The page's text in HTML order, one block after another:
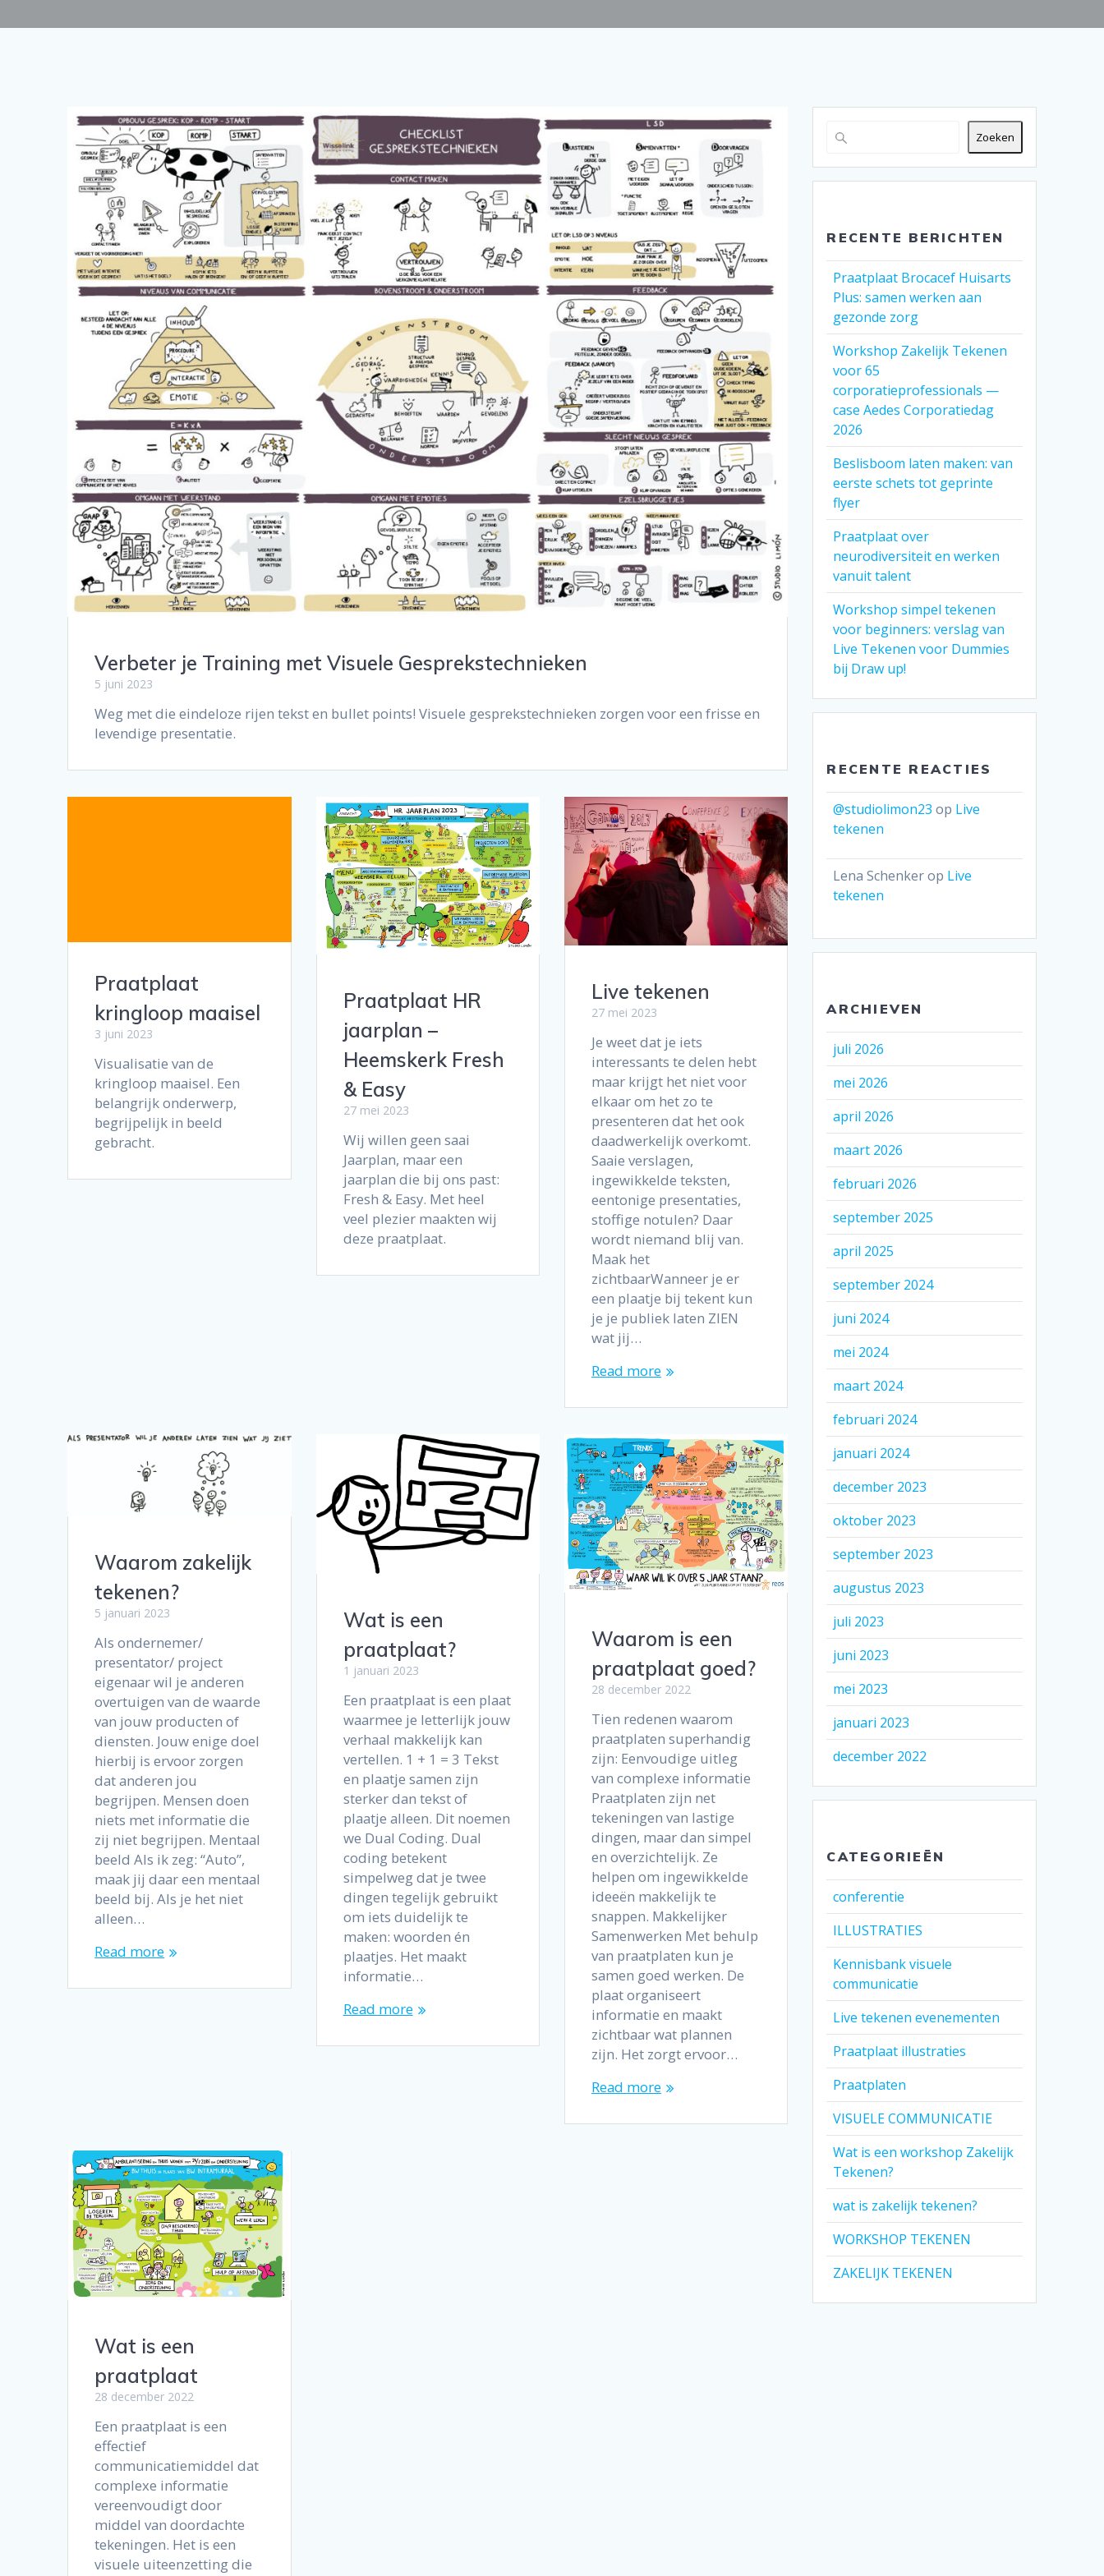
Verbeter je Training met Visuele Gesprekstechnieken
5 juni 2023
Weg met die eindeloze rijen tekst en bullet points! Visuele gesprekstechnieken zorgen voor een frisse en
levendige presentatie.
Praatplaat
kringloop maaisel
3 juni 2023
Visualisatie van de
kringloop maaisel. Een
belangrijk onderwerp,
begrijpelijk in beeld
gebracht.
Praatplaat HR
jaarplan –
Heemskerk Fresh
& Easy
27 mei 2023
Wij willen geen saai
Jaarplan, maar een
jaarplan die bij ons past:
Fresh & Easy. Met heel
veel plezier maakten wij
deze praatplaat.
Live tekenen
27 mei 2023
Je weet dat je iets
interessants te delen hebt
maar krijgt het niet voor
elkaar om het zo te
presenteren dat het ook
daadwerkelijk overkomt.
Saaie verslagen,
ingewikkelde teksten,
eentonige presentaties,
stoffige notulen? Daar
wordt niemand blij van.
Maak het
zichtbaarWanneer je er
een plaatje bij tekent kun
je je publiek laten ZIEN
wat jij…
Read more
Waarom zakelijk
tekenen?
5 januari 2023
Als ondernemer/
presentator/ project
eigenaar wil je anderen
overtuigen van de waarde
van jouw producten of
diensten. Jouw enige doel
hierbij is ervoor zorgen
dat anderen jou
begrijpen. Mensen doen
niets met informatie die
zij niet begrijpen. Mentaal
beeld Als ik zeg: “Auto”,
maak jij daar een mentaal
beeld bij. Als je het niet
alleen…
Read more
Wat is een
praatplaat?
1 januari 2023
Een praatplaat is een plaat
waarmee je letterlijk jouw
verhaal makkelijk kan
vertellen. 1 + 1 = 3 Tekst
en plaatje samen zijn
sterker dan tekst of
plaatje alleen. Dit noemen
we Dual Coding. Dual
coding betekent
simpelweg dat je twee
dingen tegelijk gebruikt
om iets duidelijk te
maken: woorden én
plaatjes. Het maakt
informatie…
Read more
Waarom is een
praatplaat goed?
28 december 2022
Tien redenen waarom
praatplaten superhandig
zijn: Eenvoudige uitleg
van complexe informatie
Praatplaten zijn net
tekeningen van lastige
dingen, maar dan simpel
en overzichtelijk. Ze
helpen om ingewikkelde
ideeën makkelijk te
snappen. Makkelijker
Samenwerken Met behulp
van praatplaten kun je
samen goed werken. De
plaat organiseert
informatie en maakt
zichtbaar wat plannen
zijn. Het zorgt ervoor…
Read more
Wat is een
praatplaat
28 december 2022
Een praatplaat is een
effectief
communicatiemiddel dat
complexe informatie
vereenvoudigt door
middel van doordachte
tekeningen. Het is een
visuele uiteenzetting die
Zoeken
RECENTE BERICHTEN
Praatplaat Brocacef Huisarts
Plus: samen werken aan
gezonde zorg
Workshop Zakelijk Tekenen
voor 65
corporatieprofessionals —
case Aedes Corporatiedag
2026
Beslisboom laten maken: van
eerste schets tot geprinte
flyer
Praatplaat over
neurodiversiteit en werken
vanuit talent
Workshop simpel tekenen
voor beginners: verslag van
Live Tekenen voor Dummies
bij Draw up!
RECENTE REACTIES
@studiolimon23 op Live
tekenen
Lena Schenkerop Live
tekenen
ARCHIEVEN
juli 2026
mei 2026
april 2026
maart 2026
februari 2026
september 2025
april 2025
september 2024
juni 2024
mei 2024
maart 2024
februari 2024
januari 2024
december 2023
oktober 2023
september 2023
augustus 2023
juli 2023
juni 2023
mei 2023
januari 2023
december 2022
CATEGORIEËN
conferentie
ILLUSTRATIES
Kennisbank visuele
communicatie
Live tekenen evenementen
Praatplaat illustraties
Praatplaten
VISUELE COMMUNICATIE
Wat is een workshop Zakelijk
Tekenen?
wat is zakelijk tekenen?
WORKSHOP TEKENEN
ZAKELIJK TEKENEN